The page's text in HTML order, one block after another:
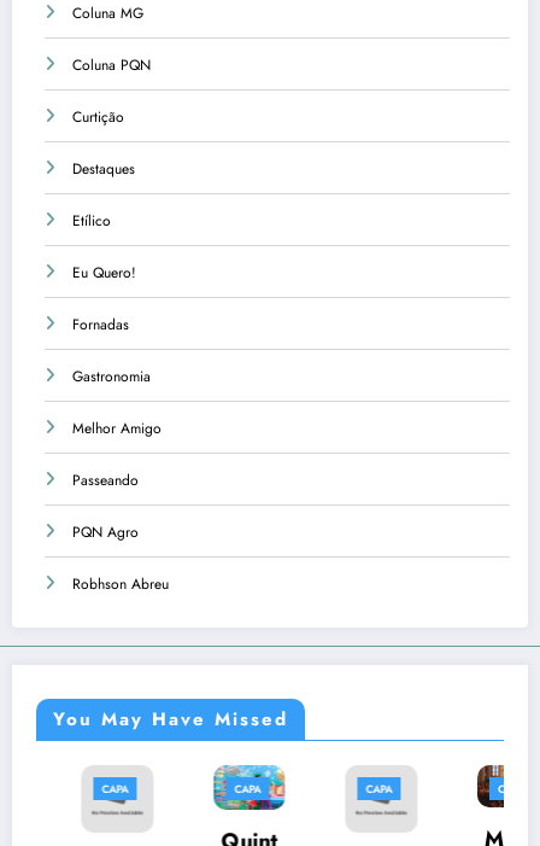
Coluna MG
Coluna PQN
Curtição
Destaques
Etílico
Eu Quero!
Fornadas
Gastronomia
Melhor Amigo
Passeando
PQN Agro
Robhson Abreu
You May Have Missed
CAPA CAPA CAPA
Músi